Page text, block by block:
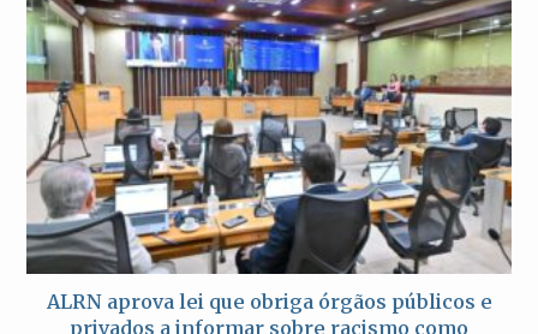
ALRN aprova lei que obriga órgãos públicos e
privados a informar sobre racismo como